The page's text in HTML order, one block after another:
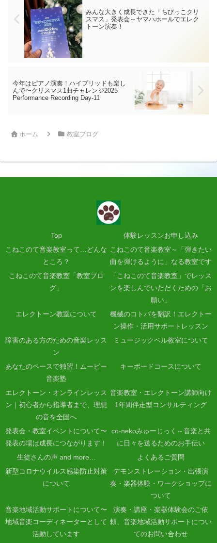
みんな大きく成長できた「ちびっこクリ
スマス」発表会～ヤマハホールでエレク
トーン演奏！
今年はピアノ演奏！ハイブリッドも楽し
んで〜クリスマス1曲チャレンジ2025
Performance Recording Day-11
ホーム 教室ブログ
Top
体験レッスンお申し込み
こねこのて音楽教室って…どんな
ところ？
こねこのて音楽教室～「弾きたい
曲を弾けるように」なる教室です
こねこのて音楽教室「教室ブロ
グ」
「こねこのて音楽教室」でレッス
ンを楽しんでいただくための「お
願い」
エレクトーン教室について
機械のコトバを翻訳！エレクトー
ン操作・活用サポートレッスン
障害のある方のための音楽レッス
ン
ミュージックベル教室について
あなたのペースで独習！ムービー
音楽塾
キーボードコースについて
エレクトーン・オンラインレッス
ン｜初心者から指導者まで、理想
の音を全国へ
音楽教室・エレクトーン講師向け
1年間伴走型コンサルティング
発表会・教室イベントについて〜
発表の場は成長につながります！
co-nekoみゅーじっく～音楽と共
に日々を送るためのお手伝い
生徒さんの声 and more…
よくあるご質問
新型コロナウイルス感染防止対策
について
デモンストレーション・出張演
奏・楽器体験・ワークショップに
ついて
音楽地域活動サポートについて〜
地域音楽コーディネーターとして
活動しています
演奏・講座・楽器体験会のご依
頼、音楽地域活動サポートについ
てのお問い合わせ